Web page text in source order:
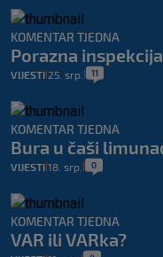
KOMENTAR TJEDNA
Porazna inspekcija
VIJESTI 25. srp. 11
KOMENTAR TJEDNA
Bura u čaši
VIJESTI 18. srp. 0
KOMENTAR TJEDNA
VAR ili VARka?